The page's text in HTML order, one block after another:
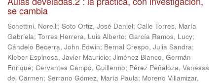
se cambia
Schettini, Norelli; Soto Ortiz, José Daniel; Calle Torres, María
Gabriela; Torres Herrera, Luis Alberto; García Ramos, Lucy;
Cándelo Becerra, John Edwin; Bernal Crespo, Julia Sandra;
Kleber Espinosa, Javier Mauricio; Jiménez Blanco, Germán
Enrique; Cervantes Campo, Guillermo; Pérez Peñaloza, Vanessa
del Carmen; Serrano Gómez, María Paula; Moreno Villamizar,